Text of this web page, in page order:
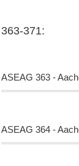
363-371:
ASEAG 363 -
ASEAG 364 -